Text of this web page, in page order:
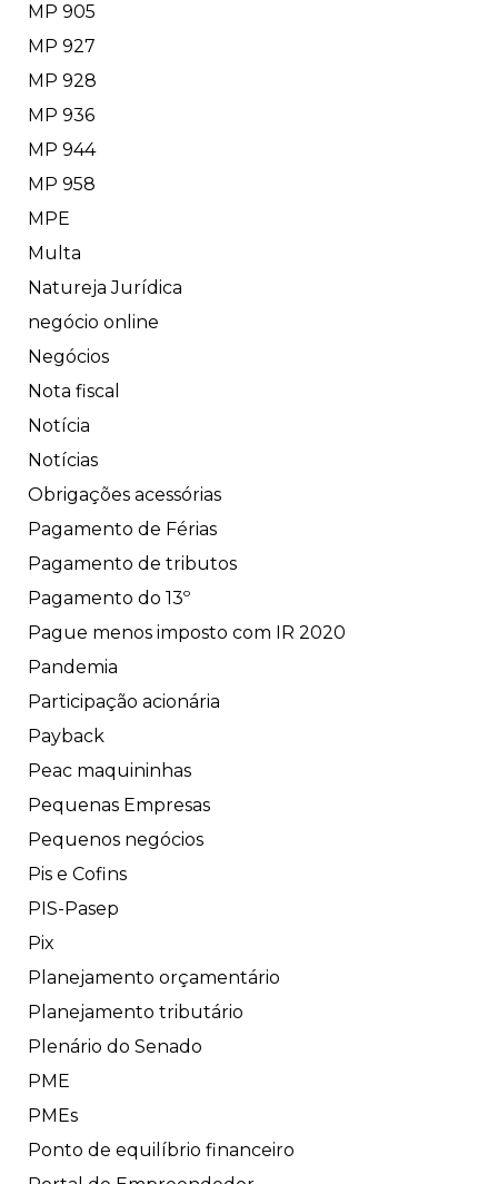
MP 905
MP 927
MP 928
MP 936
MP 944
MP 958
MPE
Multa
Natureja Jurídica
negócio online
Negócios
Nota fiscal
Notícia
Notícias
Obrigações acessórias
Pagamento de Férias
Pagamento de tributos
Pagamento do 13º
Pague menos imposto com IR 2020
Pandemia
Participação acionária
Payback
Peac maquininhas
Pequenas Empresas
Pequenos negócios
Pis e Cofins
PIS-Pasep
Pix
Planejamento orçamentário
Planejamento tributário
Plenário do Senado
PME
PMEs
Ponto de equilíbrio financeiro